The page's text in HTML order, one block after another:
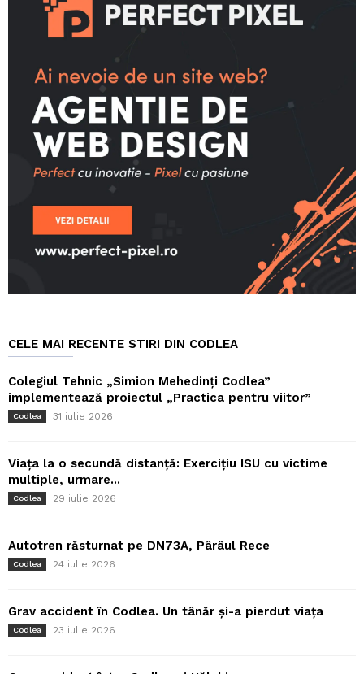
CELE MAI RECENTE STIRI DIN CODLEA
Colegiul Tehnic „Simion Mehedinți Codlea”
implementează proiectul „Practica pentru viitor”
Codlea 31 iulie 2026
Viața la o secundă distanță: Exercițiu ISU cu victime
multiple, urmare...
Codlea 29 iulie 2026
Autotren răsturnat pe DN73A, Pârâul Rece
Codlea 24 iulie 2026
Grav accident în Codlea. Un tânăr și-a pierdut viața
Codlea 23 iulie 2026